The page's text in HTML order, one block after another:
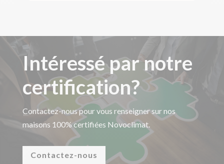
Intéressé par notre
certification?
Contactez-nous pour vous renseigner sur nos
maisons 100% certifiées Novoclimat.
Contactez-nous